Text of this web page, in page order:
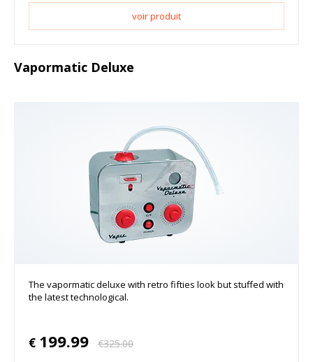
voir produit
Vapormatic Deluxe
The vapormatic deluxe with retro fifties look but stuffed with
the latest technological.
€ 199.99 €325.00